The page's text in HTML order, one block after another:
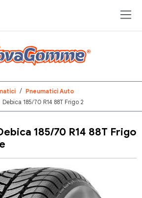
Pneumatici Auto
Debica 185/70 R14 88T Frigo 2
185/70 R14 88T Frigo